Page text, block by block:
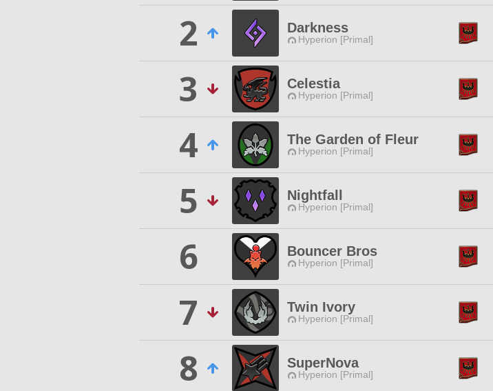
2
Darkness
Hyperion [Primal]
3
Celestia
Hyperion [Primal]
4
The Garden of Fleur
Hyperion [Primal]
5
Nightfall
Hyperion [Primal]
6
Bouncer Bros
Hyperion [Primal]
7
Twin Ivory
Hyperion [Primal]
8
SuperNova
Hyperion [Primal]